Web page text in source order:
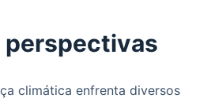
perspectivas
climática enfrenta diversos